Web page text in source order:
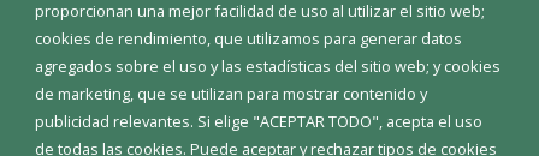
proporcionan una mejor facilidad de uso al utilizar el sitio web;
cookies de rendimiento, que utilizamos para generar datos
agregados sobre el uso y las estadísticas del sitio web; y cookies
de marketing, que se utilizan para mostrar contenido y
publicidad relevantes. Si elige "ACEPTAR TODO", acepta el uso
de todas las cookies. Puede aceptar y rechazar tipos de cookies
INICIAR SESIÓN
MAPA WEB